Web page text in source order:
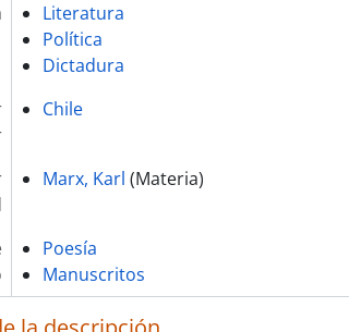
Literatura
Política
Dictadura
Chile
Marx, Karl (Materia)
Poesía
Manuscritos